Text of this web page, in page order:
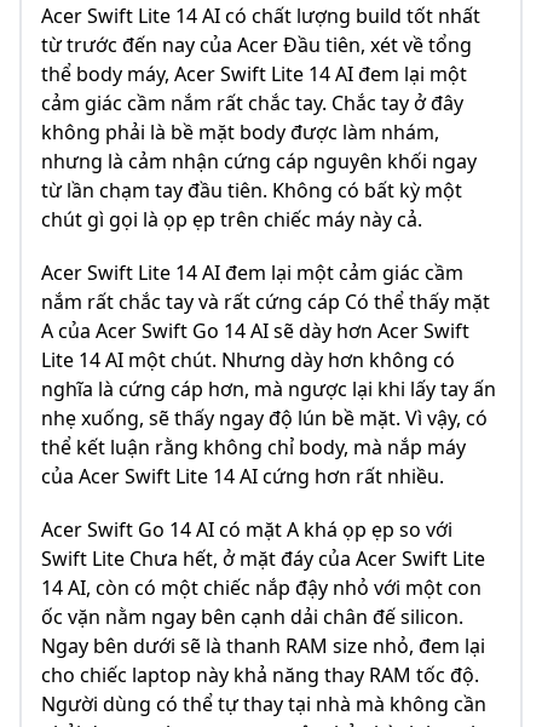
Acer Swift Lite 14 AI có chất lượng build tốt nhất
từ trước đến nay của Acer Đầu tiên, xét về tổng
thể body máy, Acer Swift Lite 14 AI đem lại một
cảm giác cầm nắm rất chắc tay. Chắc tay ở đây
không phải là bề mặt body được làm nhám,
nhưng là cảm nhận cứng cáp nguyên khối ngay
từ lần chạm tay đầu tiên. Không có bất kỳ một
chút gì gọi là ọp ẹp trên chiếc máy này cả.
Acer Swift Lite 14 AI đem lại một cảm giác cầm
nắm rất chắc tay và rất cứng cáp Có thể thấy mặt
A của Acer Swift Go 14 AI sẽ dày hơn Acer Swift
Lite 14 AI một chút. Nhưng dày hơn không có
nghĩa là cứng cáp hơn, mà ngược lại khi lấy tay ấn
nhẹ xuống, sẽ thấy ngay độ lún bề mặt. Vì vậy, có
thể kết luận rằng không chỉ body, mà nắp máy
của Acer Swift Lite 14 AI cứng hơn rất nhiều.
Acer Swift Go 14 AI có mặt A khá ọp ẹp so với
Swift Lite Chưa hết, ở mặt đáy của Acer Swift Lite
14 AI, còn có một chiếc nắp đậy nhỏ với một con
ốc vặn nằm ngay bên cạnh dải chân đế silicon.
Ngay bên dưới sẽ là thanh RAM size nhỏ, đem lại
cho chiếc laptop này khả năng thay RAM tốc độ.
Người dùng có thể tự thay tại nhà mà không cần